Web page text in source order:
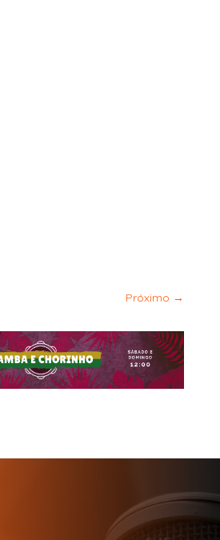
Próximo →